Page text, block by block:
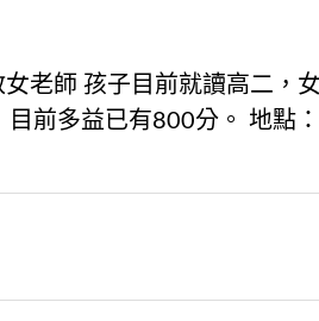
老師 孩子目前就讀高二，
目前多益已有800分。 地點